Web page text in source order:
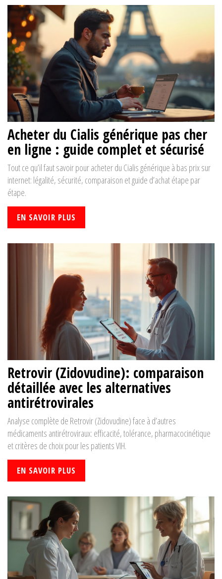
Acheter du Cialis générique pas cher
en ligne : guide complet et sécurisé
Tout ce qu’il faut savoir pour acheter du Cialis générique à bas prix sur
internet: légalité, sécurité, comparaison et guide d’achat étape par
étape.
EN SAVOIR PLUS
Retrovir (Zidovudine): comparaison
détaillée avec les alternatives
antirétrovirales
Analyse complète de Retrovir (Zidovudine) face à d’autres
médicaments antirétroviraux: efficacité, tolérance, pharmacocinétique
et critères de choix pour les patients VIH.
EN SAVOIR PLUS